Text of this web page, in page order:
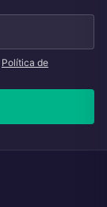
Política de